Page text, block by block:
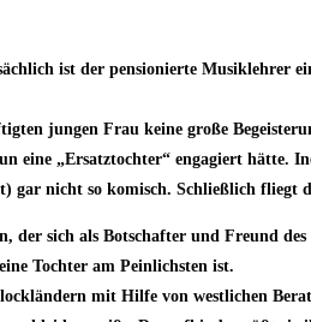
ist der pensionierte Musiklehrer
jungen Frau keine große
eine „Ersatztochter“ engagiert hätte.
nicht so komisch. Schließlich fliegt
sich als Botschafter und Freund
Tochter am Peinlichsten ist.
mit Hilfe von westlichen